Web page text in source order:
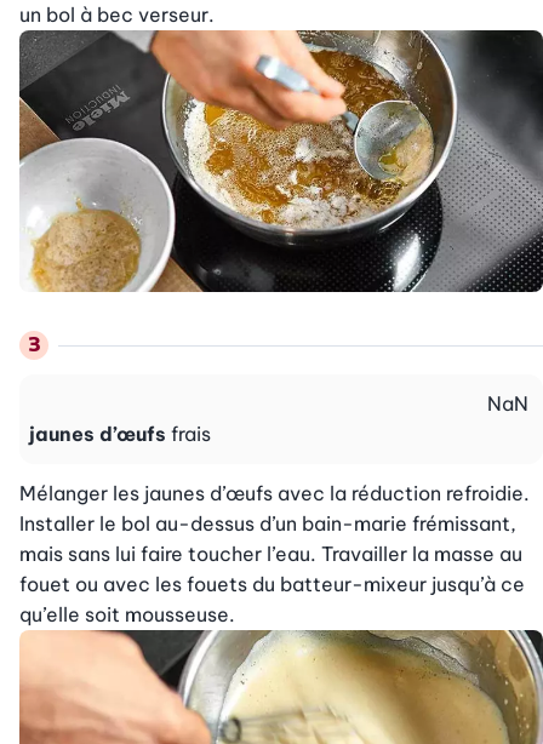
un bol à bec verseur.
jaunes d’œufs frais
NaN
Mélanger les jaunes d’œufs avec la réduction refroidie.
Installer le bol au-dessus d’un bain-marie frémissant,
mais sans lui faire toucher l’eau. Travailler la masse au
fouet ou avec les fouets du batteur-mixeur jusqu’à ce
qu’elle soit mousseuse.